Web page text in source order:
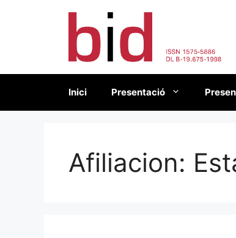
Inici Presentació
Afiliacion: